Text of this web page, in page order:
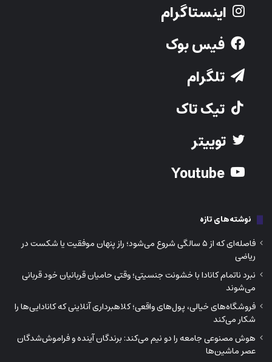
اینستاگرام
فیس بوک
تلگرام
تیک تاک
توییتر
نوشته‌های تازه
فاصله‌ای که از ۵ سالگی شروع می‌شود؛ راز پنهان موفقیت یا شکست در
ریاضی
نبرد ناتمام کانادا با خشونت جنسیتی؛ وقتی حامیان قربانیان خود قربانی
می‌شوند
فروشگاه‌های خیالی، پول‌های واقعی؛ کلاهبرداری آنلاینی که کانادایی‌ها را
شکار می‌کند
هوش مصنوعی جامعه را دو نیم می‌کند: برندگان آینده و فراموش‌شدگان
عصر ماشین‌ها